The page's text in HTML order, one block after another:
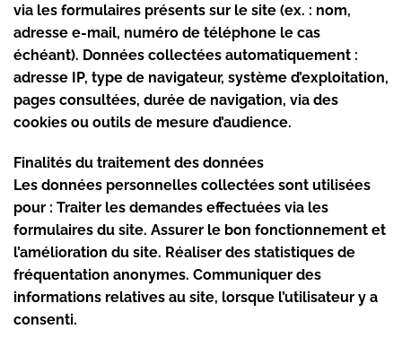
via les formulaires présents sur le site (ex. : nom,
adresse e-mail, numéro de téléphone le cas
échéant). Données collectées automatiquement :
adresse IP, type de navigateur, système d’exploitation,
pages consultées, durée de navigation, via des
cookies ou outils de mesure d’audience.
Finalités du traitement des données
Les données personnelles collectées sont utilisées
pour : Traiter les demandes effectuées via les
formulaires du site. Assurer le bon fonctionnement et
l’amélioration du site. Réaliser des statistiques de
fréquentation anonymes. Communiquer des
informations relatives au site, lorsque l’utilisateur y a
consenti.